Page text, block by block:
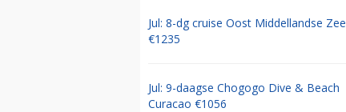
Jul: 8-dg cruise Oost Middellandse Zee
€1235
Jul: 9-daagse Chogogo Dive & Beach
Curacao €1056